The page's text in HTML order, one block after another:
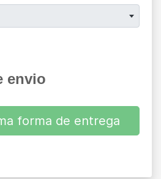
envio
forma de entrega